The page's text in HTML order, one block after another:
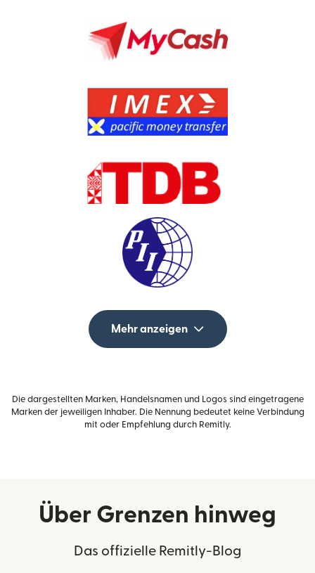
Mehr anzeigen
Die dargestellten Marken, Handelsnamen und Logos sind eingetragene
Marken der jeweiligen Inhaber. Die Nennung bedeutet keine Verbindung
mit oder Empfehlung durch Remitly.
Über Grenzen hinweg
Das offizielle Remitly-Blog